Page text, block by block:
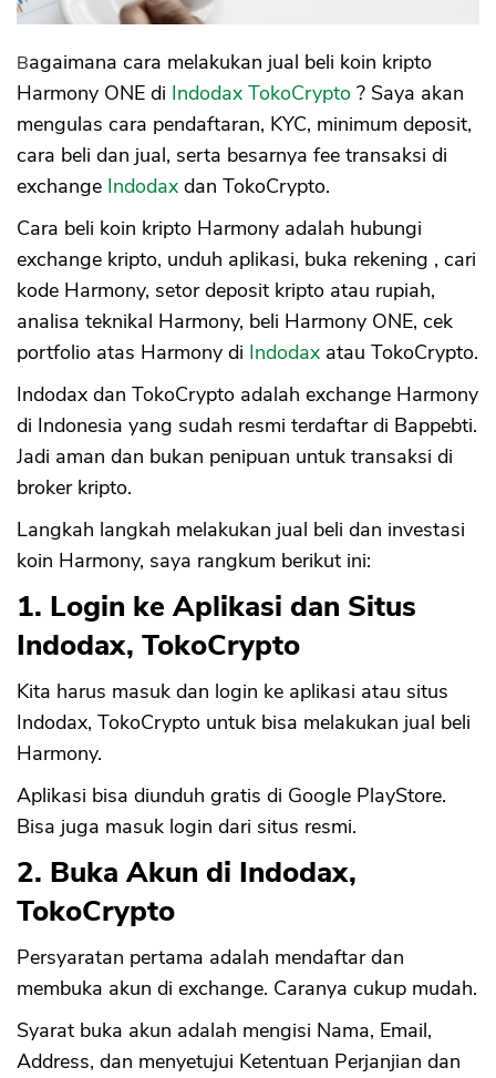
Bagaimana cara melakukan jual beli koin kripto
Harmony ONE di Indodax TokoCrypto ? Saya akan
mengulas cara pendaftaran, KYC, minimum deposit,
cara beli dan jual, serta besarnya fee transaksi di
exchange Indodax dan TokoCrypto.
Cara beli koin kripto Harmony adalah hubungi
exchange kripto, unduh aplikasi, buka rekening , cari
kode Harmony, setor deposit kripto atau rupiah,
analisa teknikal Harmony, beli Harmony ONE, cek
portfolio atas Harmony di Indodax atau TokoCrypto.
Indodax dan TokoCrypto adalah exchange Harmony
di Indonesia yang sudah resmi terdaftar di Bappebti.
Jadi aman dan bukan penipuan untuk transaksi di
broker kripto.
Langkah langkah melakukan jual beli dan investasi
koin Harmony, saya rangkum berikut ini:
1. Login ke Aplikasi dan Situs
Indodax, TokoCrypto
Kita harus masuk dan login ke aplikasi atau situs
Indodax, TokoCrypto untuk bisa melakukan jual beli
Harmony.
Aplikasi bisa diunduh gratis di Google PlayStore.
Bisa juga masuk login dari situs resmi.
2. Buka Akun di Indodax,
TokoCrypto
Persyaratan pertama adalah mendaftar dan
membuka akun di exchange. Caranya cukup mudah.
Syarat buka akun adalah mengisi Nama, Email,
Address, dan menyetujui Ketentuan Perjanjian dan